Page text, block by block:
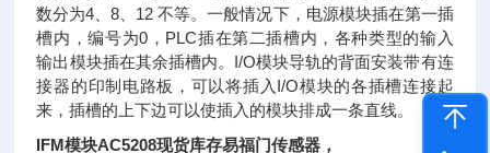
数分为4、8、12 不等。一般情况下，电源模块插在第一插
槽内，编号为0，PLC插在第二插槽内，各种类型的输入
输出模块插在其余插槽内。I/O模块导轨的背面安装带有连
接器的印制电路板，可以将插入I/O模块的各插槽连接起
来，插槽的上下边可以使插入的模块排成一条直线。
IFM模块AC5208现货库存易福门传感器 ，